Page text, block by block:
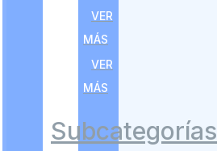
VER
MÁS
VER
MÁS
Subcategorías